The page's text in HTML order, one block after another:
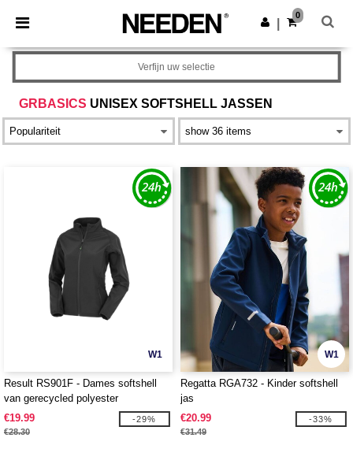
× Needen-app
Betere prijzen in de app!
Download app
0
GRBASICS UNISEX SOFTSHELL JASSEN
Verfijn uw selectie
W1
Result RS901F - Dames softshell
van gerecycled polyester
€19.99
€28.30
-29%
W1
Regatta RGA732 - Kinder softshell
jas
€20.99
€31.49
-33%